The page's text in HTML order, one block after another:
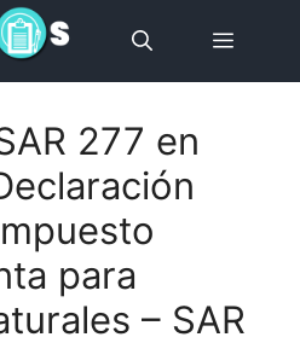
Menú
277 en
para
– SAR